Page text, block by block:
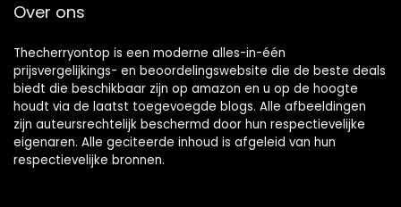
Over ons
Thecherryontop is een moderne alles-in-één
prijsvergelijkings- en beoordelingswebsite die de beste deals
biedt die beschikbaar zijn op amazon en u op de hoogte
houdt via de laatst toegevoegde blogs. Alle afbeeldingen
zijn auteursrechtelijk beschermd door hun respectievelijke
eigenaren. Alle geciteerde inhoud is afgeleid van hun
respectievelijke bronnen.